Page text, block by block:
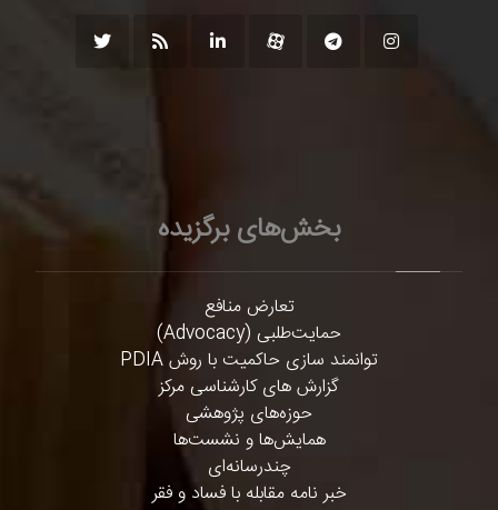
بخش‌های برگزیده
تعارض منافع
حمایت‌طلبی (Advocacy)
توانمند سازی حاکمیت با روش PDIA
گزارش های کارشناسی مرکز
حوزه‌های پژوهشی
همایش‌ها و نشست‌ها
چندرسانه‌ای
خبر نامه مقابله با فساد و فقر